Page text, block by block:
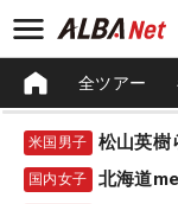
全ツアー
米国男子 松山英
国内女子 北海道